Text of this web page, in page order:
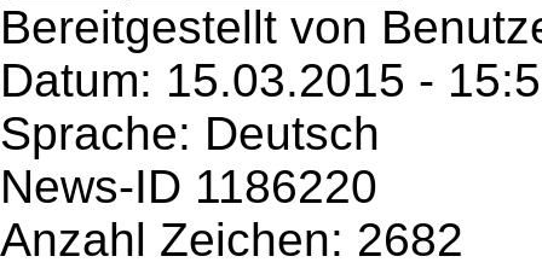
Bereitgestellt von
Datum: 15.03.2015 -
Sprache: Deutsch
News-ID 1186220
Anzahl Zeichen: 2682